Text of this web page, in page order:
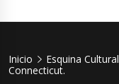
Inicio Esquina Cultural
Connecticut.